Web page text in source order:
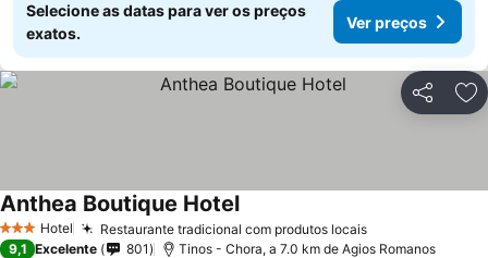
Selecione as datas para ver os preços
exatos.
Ver preços
Partilhar
3 EstrelasHotel Restaurante tradicional com produtos locais
Anthea Boutique Hotel
9,1 Excelente 801 Tinos - Chora, a 7.0 km de Agios Romanos